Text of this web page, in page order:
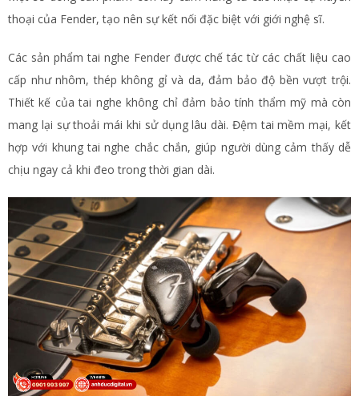
thoại của Fender, tạo nên sự kết nối đặc biệt với giới nghệ sĩ.
Các sản phẩm tai nghe Fender được chế tác từ các chất liệu cao
cấp như nhôm, thép không gỉ và da, đảm bảo độ bền vượt trội.
Thiết kế của tai nghe không chỉ đảm bảo tính thẩm mỹ mà còn
mang lại sự thoải mái khi sử dụng lâu dài. Đệm tai mềm mại, kết
hợp với khung tai nghe chắc chắn, giúp người dùng cảm thấy dễ
chịu ngay cả khi đeo trong thời gian dài.